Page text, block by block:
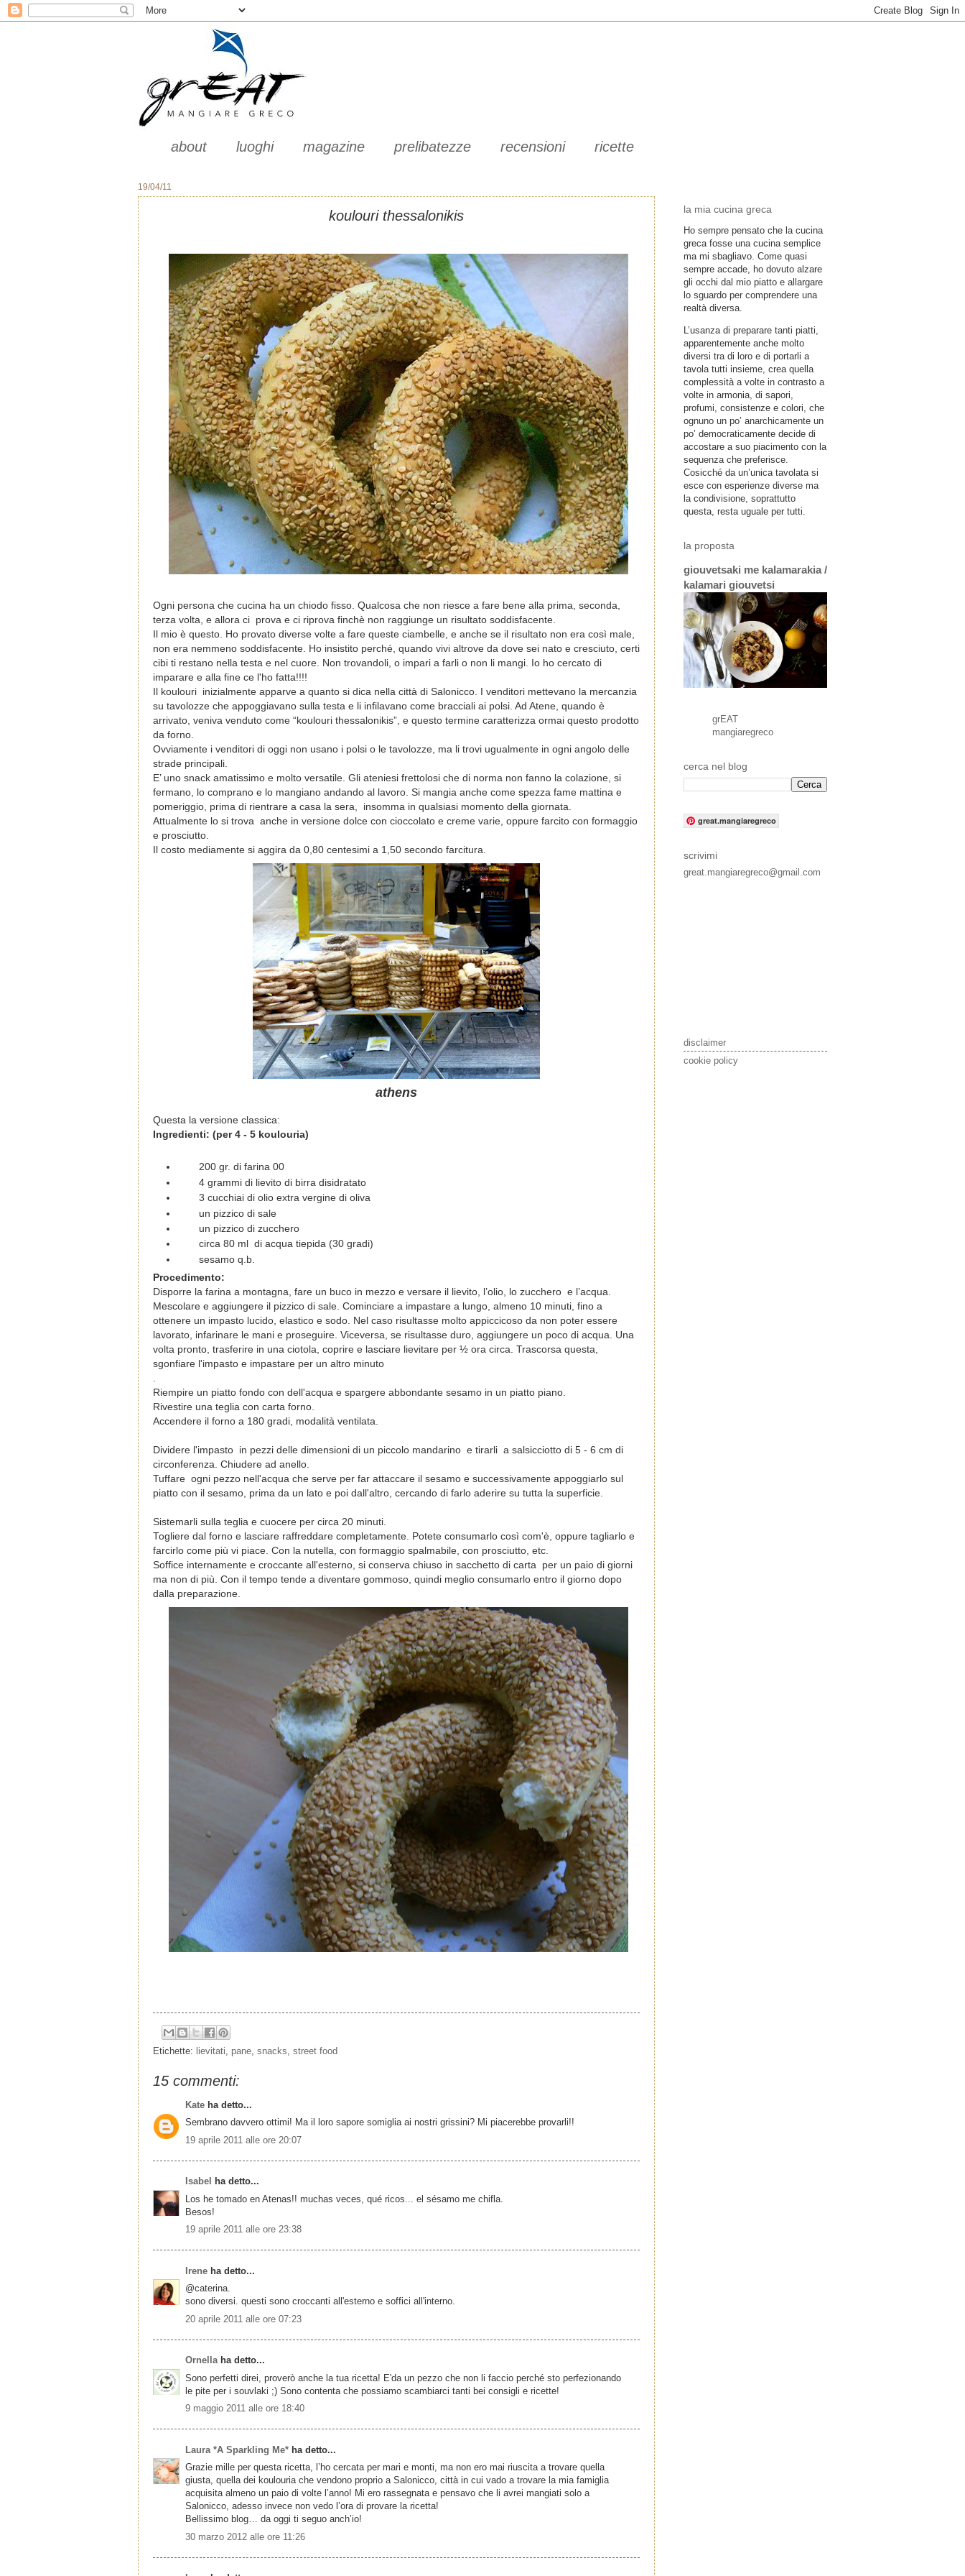
about luoghi magazine prelibatezze recensioni ricette
19/04/11
koulouri thessalonikis
Ogni persona che cucina ha un chiodo fisso. Qualcosa che non riesce a fare bene alla prima, seconda,
terza volta, e allora ci prova e ci riprova finchè non raggiunge un risultato soddisfacente.
Il mio è questo. Ho provato diverse volte a fare queste ciambelle, e anche se il risultato non era così male,
non era nemmeno soddisfacente. Ho insistito perché, quando vivi altrove da dove sei nato e cresciuto, certi
cibi ti restano nella testa e nel cuore. Non trovandoli, o impari a farli o non li mangi. Io ho cercato di
imparare e alla fine ce l'ho fatta!!!!
Il koulouri inizialmente apparve a quanto si dica nella città di Salonicco. I venditori mettevano la mercanzia
su tavolozze che appoggiavano sulla testa e li infilavano come bracciali ai polsi. Ad Atene, quando è
arrivato, veniva venduto come “koulouri thessalonikis”, e questo termine caratterizza ormai questo prodotto
da forno.
Ovviamente i venditori di oggi non usano i polsi o le tavolozze, ma li trovi ugualmente in ogni angolo delle
strade principali.
E’ uno snack amatissimo e molto versatile. Gli ateniesi frettolosi che di norma non fanno la colazione, si
fermano, lo comprano e lo mangiano andando al lavoro. Si mangia anche come spezza fame mattina e
pomeriggio, prima di rientrare a casa la sera, insomma in qualsiasi momento della giornata.
Attualmente lo si trova anche in versione dolce con cioccolato e creme varie, oppure farcito con formaggio
e prosciutto.
Il costo mediamente si aggira da 0,80 centesimi a 1,50 secondo farcitura.
athens
Questa la versione classica:
Ingredienti: (per 4 - 5 koulouria)
200 gr. di farina 00
4 grammi di lievito di birra disidratato
3 cucchiai di olio extra vergine di oliva
un pizzico di sale
un pizzico di zucchero
circa 80 ml di acqua tiepida (30 gradi)
sesamo q.b.
Procedimento:
Disporre la farina a montagna, fare un buco in mezzo e versare il lievito, l’olio, lo zucchero e l’acqua.
Mescolare e aggiungere il pizzico di sale. Cominciare a impastare a lungo, almeno 10 minuti, fino a
ottenere un impasto lucido, elastico e sodo. Nel caso risultasse molto appiccicoso da non poter essere
lavorato, infarinare le mani e proseguire. Viceversa, se risultasse duro, aggiungere un poco di acqua. Una
volta pronto, trasferire in una ciotola, coprire e lasciare lievitare per ½ ora circa. Trascorsa questa,
sgonfiare l'impasto e impastare per un altro minuto
.
Riempire un piatto fondo con dell'acqua e spargere abbondante sesamo in un piatto piano.
Rivestire una teglia con carta forno.
Accendere il forno a 180 gradi, modalità ventilata.
Dividere l'impasto in pezzi delle dimensioni di un piccolo mandarino e tirarli a salsicciotto di 5 - 6 cm di
circonferenza. Chiudere ad anello.
Tuffare ogni pezzo nell'acqua che serve per far attaccare il sesamo e successivamente appoggiarlo sul
piatto con il sesamo, prima da un lato e poi dall'altro, cercando di farlo aderire su tutta la superficie.
Sistemarli sulla teglia e cuocere per circa 20 minuti.
Togliere dal forno e lasciare raffreddare completamente. Potete consumarlo così com'è, oppure tagliarlo e
farcirlo come più vi piace. Con la nutella, con formaggio spalmabile, con prosciutto, etc.
Soffice internamente e croccante all'esterno, si conserva chiuso in sacchetto di carta per un paio di giorni
ma non di più. Con il tempo tende a diventare gommoso, quindi meglio consumarlo entro il giorno dopo
dalla preparazione.
Etichette: lievitati pane snacks street food
15 commenti:
Kate ha detto...
Sembrano davvero ottimi! Ma il loro sapore somiglia ai nostri grissini? Mi piacerebbe provarli!!
19 aprile 2011 alle ore 20:07
Isabel
ha detto...
Los he tomado en Atenas!! muchas veces, qué ricos... el sésamo me chifla.
Besos!
19 aprile 2011 alle ore 23:38
Irene ha detto...
@caterina.
sono diversi. questi sono croccanti all'esterno e soffici all'interno.
20 aprile 2011 alle ore 07:23
Ornellaha detto...
Sono perfetti direi, proverò anche la tua ricetta! E'da un pezzo che non li faccio perché sto perfezionando
le pite per i souvlaki ;) Sono contenta che possiamo scambiarci tanti bei consigli e ricette!
9 maggio 2011 alle ore 18:40
Laura *A Sparkling Me* ha detto...
Grazie mille per questa ricetta, l’ho cercata per mari e monti, ma non ero mai riuscita a trovare quella
giusta, quella dei koulouria che vendono proprio a Salonicco, città in cui vado a trovare la mia famiglia
acquisita almeno un paio di volte l’anno! Mi ero rassegnata e pensavo che li avrei mangiati solo a
Salonicco, adesso invece non vedo l’ora di provare la ricetta!
Bellissimo blog… da oggi ti seguo anch’io!
30 marzo 2012 alle ore 11:26
la mia cucina greca
Ho sempre pensato che la cucina
greca fosse una cucina semplice
ma mi sbagliavo. Come quasi
sempre accade, ho dovuto alzare
gli occhi dal mio piatto e allargare
lo sguardo per comprendere una
realtà diversa.
L’usanza di preparare tanti piatti,
apparentemente anche molto
diversi tra di loro e di portarli a
tavola tutti insieme, crea quella
complessità a volte in contrasto a
volte in armonia, di sapori,
profumi, consistenze e colori, che
ognuno un po’ anarchicamente un
po’ democraticamente decide di
accostare a suo piacimento con la
sequenza che preferisce.
Cosicché da un’unica tavolata si
esce con esperienze diverse ma
la condivisione, soprattutto
questa, resta uguale per tutti.
la proposta
giouvetsaki me kalamarakia /
kalamari giouvetsi
grEAT
mangiaregreco
cerca nel blog
great.mangiaregreco
scrivimi
great.mangiaregreco@gmail.com
disclaimer
cookie policy